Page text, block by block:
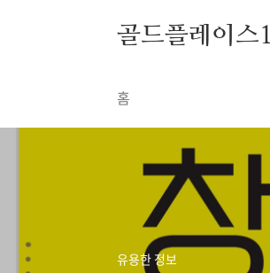
골드플레이스1
홈
유용한 정보